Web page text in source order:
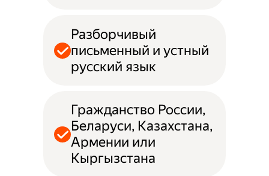
Разборчивый
письменный и устный
русский язык
Гражданство России,
Беларуси, Казахстана,
Армении или
Кыргызстана